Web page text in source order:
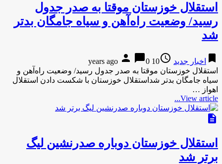
استقلال خوزستان موقتا به صدر جدول
رسید/ وضعیت راه‌آهن و سیاه جامگان بدتر
شد
bookmark اخبار جدید access_time
10 years ago
person chat_bubble0
استقلال خوزستان موقتا به صدر جدول رسید/ وضعیت راه‌آهن و
سیاه جامگان بدتر شداستقلال خوزستان با شکست دادن استقلال
اهواز …
View article...
description
استقلال خوزستان دوباره صدرنشین لیگ
برتر شد